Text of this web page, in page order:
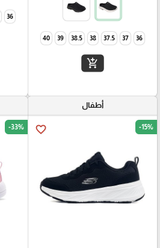
36
37
37.5
38
38.5
39
40
add_shopping_cart
36
أطفال
favorite_border -15%
-33%